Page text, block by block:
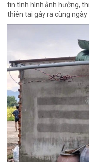
tin tình hình ảnh hưởng,
thiên tai gây ra cùng